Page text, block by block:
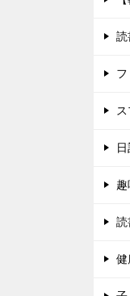
読
読
健